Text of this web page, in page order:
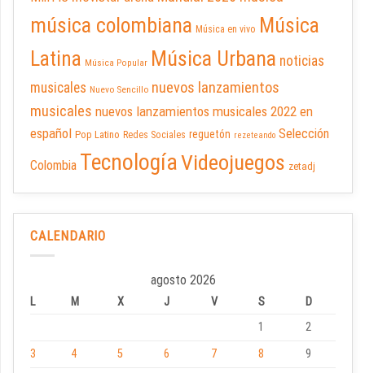
música colombiana Música en vivo Música
Latina Música Popular Música Urbana noticias
musicales Nuevo Sencillo nuevos lanzamientos
musicales nuevos lanzamientos musicales 2022 en
español Pop Latino Redes Sociales reguetón rezeteando Selección
Colombia TecnologíaVideojuegos zetadj
CALENDARIO
agosto 2026
L M X J V S
D
1
2
3
4 5 6 7 8
9